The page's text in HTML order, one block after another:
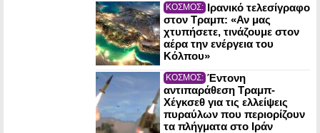
ΚΟΣΜΟΣ: Ιρανικό τελεσίγραφο
στον Τραμπ: «Αν μας
χτυπήσετε, τινάζουμε στον
αέρα την ενέργεια του
Κόλπου»
ΚΟΣΜΟΣ: Έντονη
αντιπαράθεση Τραμπ-
Χέγκσεθ για τις ελλείψεις
πυραύλων που περιορίζουν
τα πλήγματα στο Ιράν